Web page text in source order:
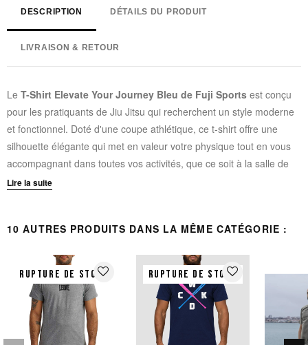
DESCRIPTION DÉTAILS DU PRODUIT
LIVRAISON & RETOUR
Le T-Shirt Elevate Your Journey Bleu de Fuji Sports est conçu
pour les pratiquants de Jiu Jitsu qui recherchent un style moderne
et fonctionnel. Doté d'une coupe athlétique, ce t-shirt offre une
silhouette élégante qui met en valeur votre physique tout en vous
accompagnant dans toutes vos activités, que ce soit à la salle de
sport, en course à pied ou lors de sorties décontractées.
CARACTÉRISTIQUES TECHNIQUES :
Matière :Mélange coton peigné ring-spun et polyester
Texture :
Douce et lisse grâce au coton peigné
Résistance :Anti-froissement et résistant à la décoloration
Propriétés : Respirabilité du coton et évacuation de l'humidité
Lire la suite
10 AUTRES PRODUITS DANS LA MÊME CATÉGORIE :
RUPTURE DE STOCK
favorite_border RUPTURE DE STOCK
favorite_border